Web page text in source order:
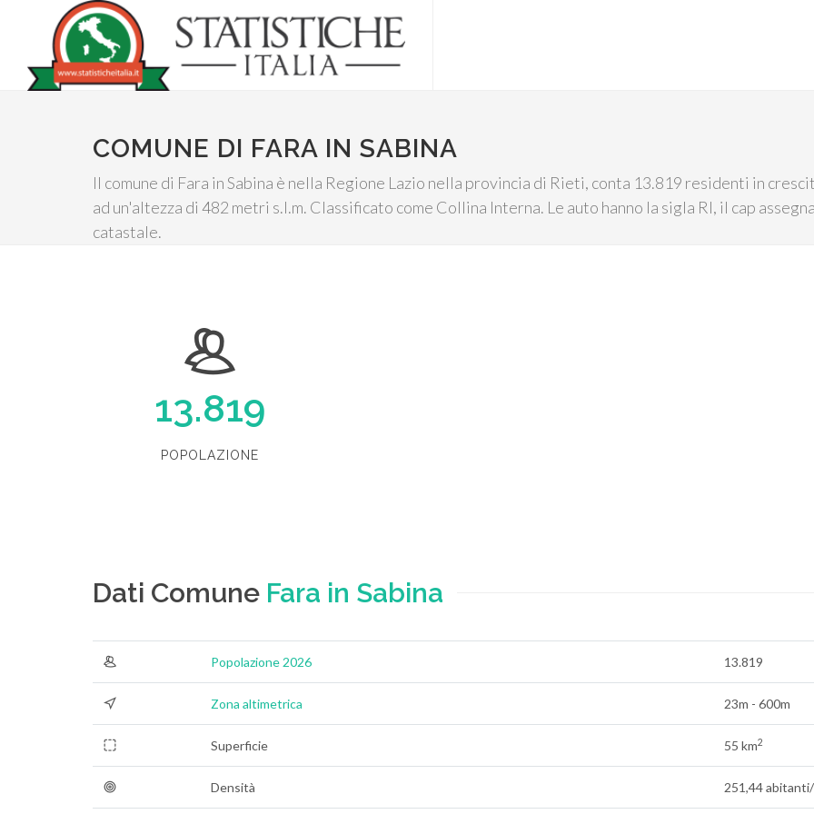
COMUNE DI FARA IN SABINA
Il comune di Fara in Sabina è nella Regione Lazio nella provincia di Rieti, conta 13.819 residenti in
ad un'altezza di 482 metri s.l.m. Classificato come Collina Interna. Le auto hanno la sigla RI, il cap
catastale.
13.819
POPOLAZIONE
Dati Comune Fara in Sabina
Popolazione 2026 13.819
Zona altimetrica 23m - 600m
Superficie 55 km2
Densità 251,44